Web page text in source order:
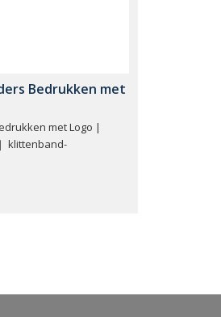
Bedrukken met
met Logo |
klittenband-